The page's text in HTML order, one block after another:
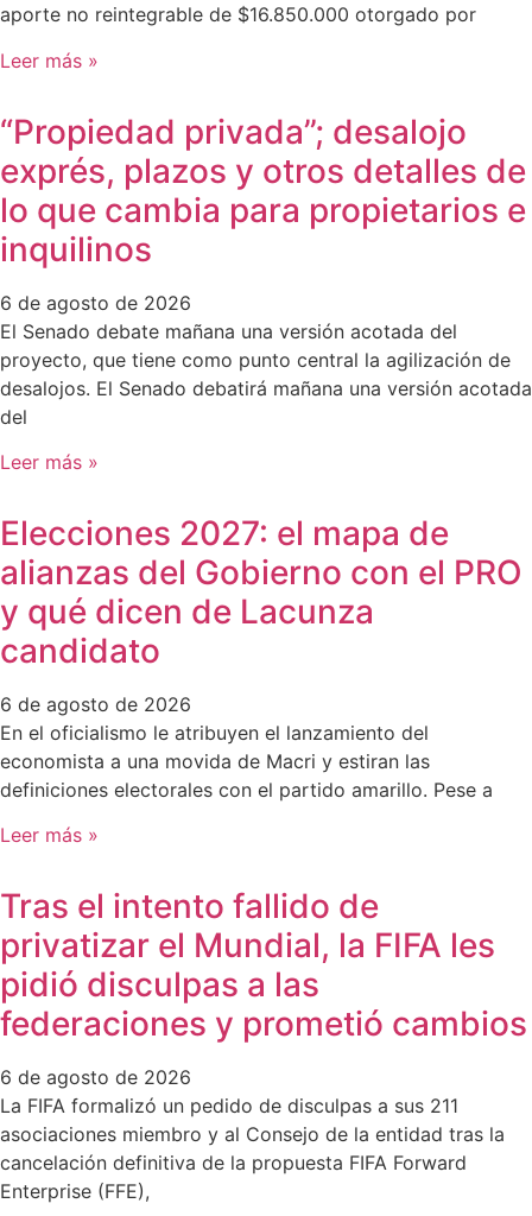
aporte no reintegrable de $16.850.000 otorgado por
Leer más »
“Propiedad privada”; desalojo
exprés, plazos y otros detalles de
lo que cambia para propietarios e
inquilinos
6 de agosto de 2026
El Senado debate mañana una versión acotada del
proyecto, que tiene como punto central la agilización de
desalojos. El Senado debatirá mañana una versión acotada
del
Leer más »
Elecciones 2027: el mapa de
alianzas del Gobierno con el PRO
y qué dicen de Lacunza
candidato
6 de agosto de 2026
En el oficialismo le atribuyen el lanzamiento del
economista a una movida de Macri y estiran las
definiciones electorales con el partido amarillo. Pese a
Leer más »
Tras el intento fallido de
privatizar el Mundial, la FIFA les
pidió disculpas a las
federaciones y prometió cambios
6 de agosto de 2026
La FIFA formalizó un pedido de disculpas a sus 211
asociaciones miembro y al Consejo de la entidad tras la
cancelación definitiva de la propuesta FIFA Forward
Enterprise (FFE),